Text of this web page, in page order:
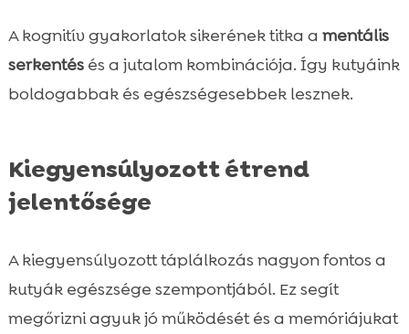
A kognitív gyakorlatok sikerének titka a mentális
serkentésés a jutalom kombinációja. Így kutyáink
boldogabbak és egészségesebbek lesznek.
Kiegyensúlyozott étrend
jelentősége
A kiegyensúlyozott táplálkozás nagyon fontos a
kutyák egészsége szempontjából. Ez segít
megőrizni agyuk jó működését és a memóriájukat